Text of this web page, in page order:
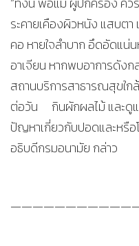
ระคายเคืองผิวหนัง แสบต
คอ หายใจลำบาก อึดอัดแน่
อาเจียน หากพบอาการดัง
สถานบริการสาธารณสุขใก
ต่อวัน กินผักผลไม้ และดูแ
ปัญหาเกี่ยวกับปอดและหรือ
อธิบดีกรมอนามัย กล่าว